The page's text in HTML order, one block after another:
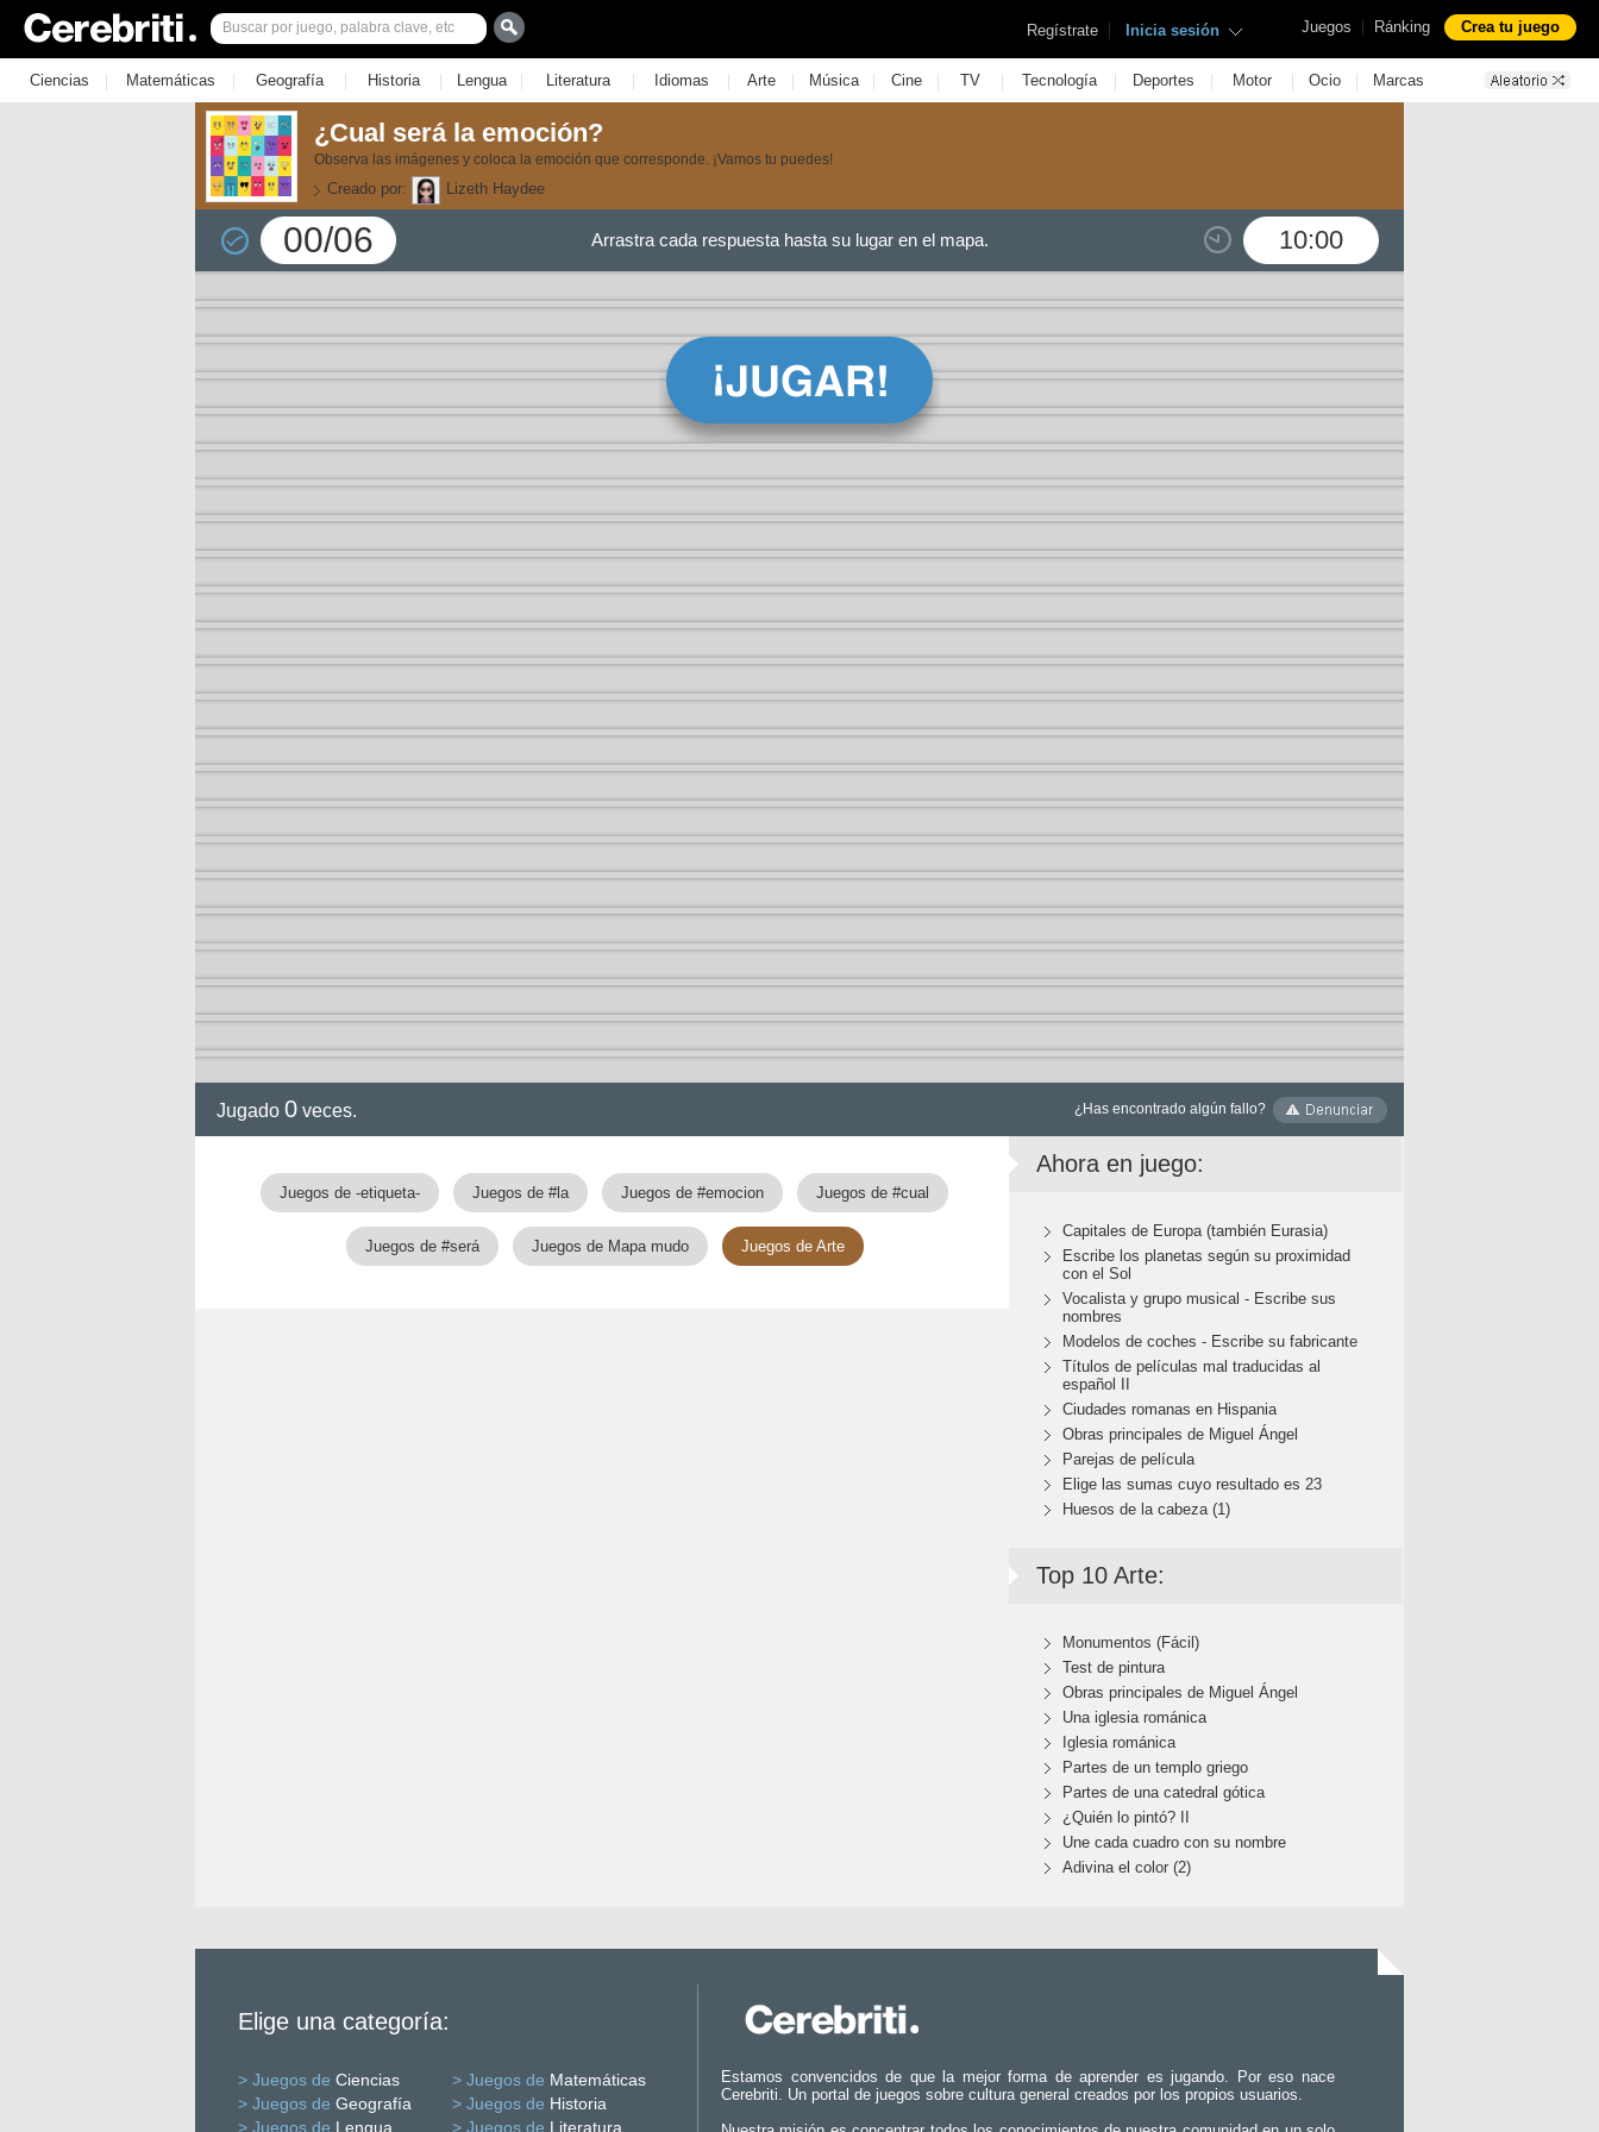
Juegos | Ránking Crea tu juego
Regístrate | Inicia sesión
Ciencias | Matemáticas | Geografía | Historia | Lengua | Literatura | Idiomas | Arte | Música | Cine | TV | Tecnología | Deportes | Motor | Ocio | Marcas
¿Cual será la emoción?
Observa las imágenes y coloca la emoción que corresponde. ¡Vamos tu puedes!
Creado por: Lizeth Haydee
00/06 10:00
Arrastra cada respuesta hasta su lugar en el mapa.
Jugado 0 veces. ¿Has encontrado algún fallo?
Juegos de -etiqueta- Juegos de #la Juegos de #emocion Juegos de #cual
Juegos de #será Juegos de Mapa mudo Juegos de Arte
Ahora en juego:
Capitales de Europa (también Eurasia)
Escribe los planetas según su proximidad
con el Sol
Vocalista y grupo musical - Escribe sus
nombres
Modelos de coches - Escribe su fabricante
Títulos de películas mal traducidas al
español II
Ciudades romanas en Hispania
Obras principales de Miguel Ángel
Parejas de película
Elige las sumas cuyo resultado es 23
Huesos de la cabeza (1)
Top 10 Arte:
Monumentos (Fácil)
Test de pintura
Obras principales de Miguel Ángel
Una iglesia románica
Iglesia románica
Partes de un templo griego
Partes de una catedral gótica
¿Quién lo pintó? II
Une cada cuadro con su nombre
Adivina el color (2)
Elige una categoría:
> Juegos de Ciencias > Juegos de Matemáticas
> Juegos de Geografía > Juegos de Historia
> Juegos de Lengua > Juegos de Literatura
Estamos convencidos de que la mejor forma de aprender es jugando. Por eso nace
Cerebriti. Un portal de juegos sobre cultura general creados por los propios usuarios.